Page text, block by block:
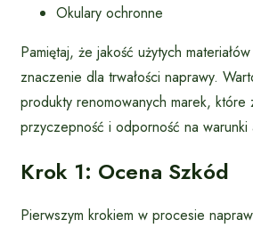
Okulary ochronne
Pamiętaj, że jakość użytych
znaczenie dla trwałości naprawy.
produkty renomowanych marek, które
przyczepność i odporność na warunki
Krok 1: Ocena Szkód
Pierwszym krokiem w procesie